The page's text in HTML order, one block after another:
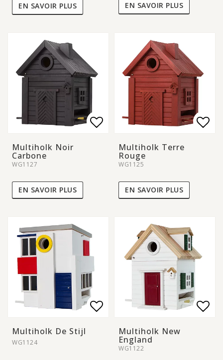
EN SAVOIR PLUS EN SAVOIR PLUS
Add to list of
Add to list of
Multiholk Noir
Carbone
WG1127
EN SAVOIR PLUS
Multiholk Terre
Rouge
WG1125
EN SAVOIR PLUS
Add to list of
Add to list of
Multiholk De Stijl
WG1124
Multiholk New
England
WG1122